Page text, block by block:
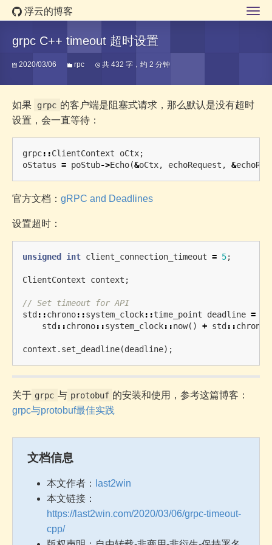
浮云的博客
grpc C++ timeout 超时设置
2020/03/06 rpc 共 432 字，约 2 分钟
如果 grpc 的客户端是阻塞式请求，那么默认是没有超时
设置，会一直等待：
grpc::ClientContext oCtx;
oStatus = poStub->Echo(&oCtx, echoRequest , &
官方文档： gRPC and Deadlines
设置超时：
unsigned int client_connection_timeout = 5;
ClientContext context ;
// Set timeout for API
std::chrono::system_clock::time_point deadline =
std::chrono::system_clock::now() + std::chrono
context . set_deadline(deadline);
关于 grpc 与 protobuf 的安装和使用，参考这篇博客：
grpc与protobuf最佳实践
文档信息
本文作者：
last2win
本文链接：
https://last2win.com/2020/03/06/grpc-timeout-
cpp/